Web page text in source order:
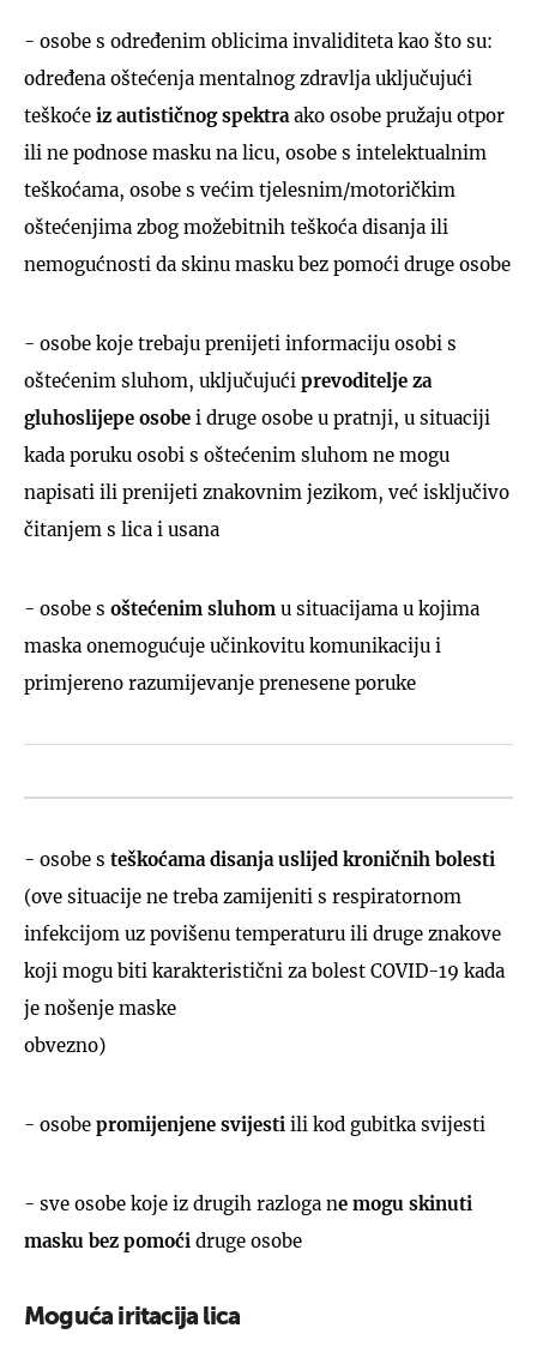
- osobe s određenim oblicima invaliditeta kao što su:
određena oštećenja mentalnog zdravlja uključujući
teškoće iz autističnog spektra ako osobe pružaju otpor
ili ne podnose masku na licu, osobe s intelektualnim
teškoćama, osobe s većim tjelesnim/motoričkim
oštećenjima zbog možebitnih teškoća disanja ili
nemogućnosti da skinu masku bez pomoći druge osobe
- osobe koje trebaju prenijeti informaciju osobi s
oštećenim sluhom, uključujući prevoditelje za
gluhoslijepe osobe i druge osobe u pratnji, u situaciji
kada poruku osobi s oštećenim sluhom ne mogu
napisati ili prenijeti znakovnim jezikom, već isključivo
čitanjem s lica i usana
- osobe s oštećenim sluhom u situacijama u kojima
maska onemogućuje učinkovitu komunikaciju i
primjereno razumijevanje prenesene poruke
- osobe s teškoćama disanja uslijed kroničnih bolesti
(ove situacije ne treba zamijeniti s respiratornom
infekcijom uz povišenu temperaturu ili druge znakove
koji mogu biti karakteristični za bolest COVID-19 kada
je nošenje maske
obvezno)
- osobe promijenjene svijesti ili kod gubitka svijesti
- sve osobe koje iz drugih razloga ne mogu skinuti
masku bez pomoći druge osobe
Moguća iritacija lica